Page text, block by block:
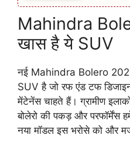
Mahindra
खास है ये SUV
नई Mahindra Bolero
SUV है जो रफ एंड टफ
मेंटेनेंस चाहते हैं। ग्रामीण
बोलेरो की पकड़ और परफॉर्मेंस
नया मॉडल इस भरोसे को और